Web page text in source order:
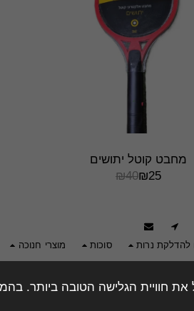
מחבט קוטל יתושים
₪40₪25
להדלקת נרות סוכות מוצרי חנוכה
פרטיות|הצהרת נגישות